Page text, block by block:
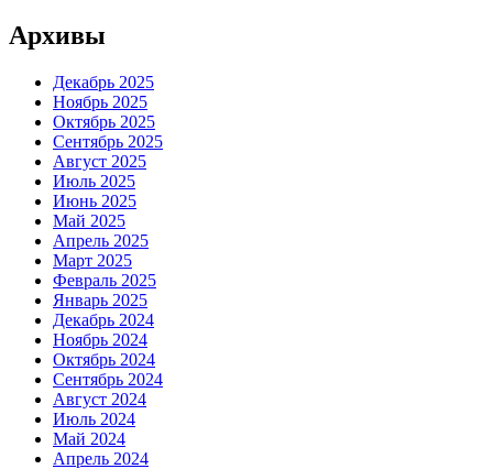
Архивы
Декабрь 2025
Ноябрь 2025
Октябрь 2025
Сентябрь 2025
Август 2025
Июль 2025
Июнь 2025
Май 2025
Апрель 2025
Март 2025
Февраль 2025
Январь 2025
Декабрь 2024
Ноябрь 2024
Октябрь 2024
Сентябрь 2024
Август 2024
Июль 2024
Май 2024
Апрель 2024